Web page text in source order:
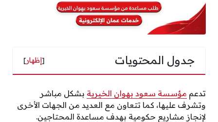
جدول المحتويات [إظهار]
تدعم مؤسسة سعود بهوان الخيرية بشكل مباشر
وتشرف عليها، كما تتعاون مع العديد من الجهات الأخرى
لإنجاز مشاريع حكومية بهدف مساعدة المحتاجين.